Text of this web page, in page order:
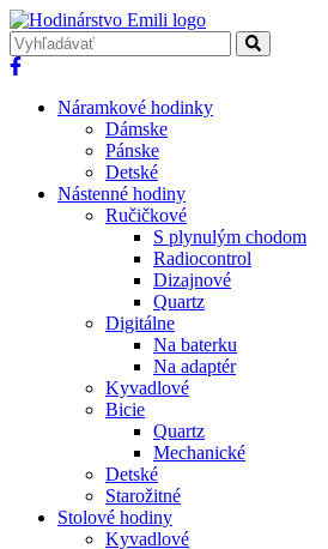
Náramkové hodinky
Dámske
Pánske
Detské
Nástenné hodiny
Ručičkové
S plynulým chodom
Radiocontrol
Dizajnové
Quartz
Digitálne
Na baterku
Na adaptér
Kyvadlové
Bicie
Quartz
Mechanické
Detské
Starožitné
Stolové hodiny
Kyvadlové